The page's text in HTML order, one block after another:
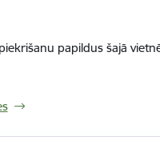
papildus šajā